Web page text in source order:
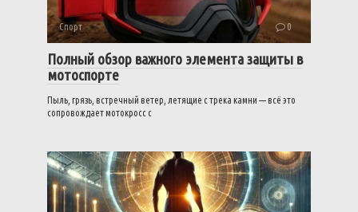
Спорт 0
Полный обзор важного элемента защиты в
мотоспорте
Пыль, грязь, встречный ветер, летящие с трека камни — всё это
сопровождает мотокросс с